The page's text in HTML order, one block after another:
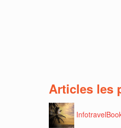
Articles les